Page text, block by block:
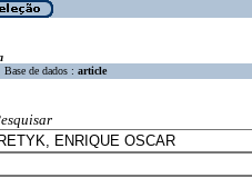
Base de dados : article